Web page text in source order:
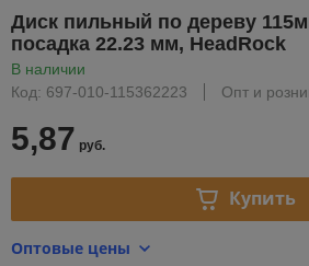
Диск пильный по дереву
посадка 22.23 мм, HeadRock
В наличии
Код: 697-010-115362223
Опт и
5,87 руб.
Купить
Оптовые цены